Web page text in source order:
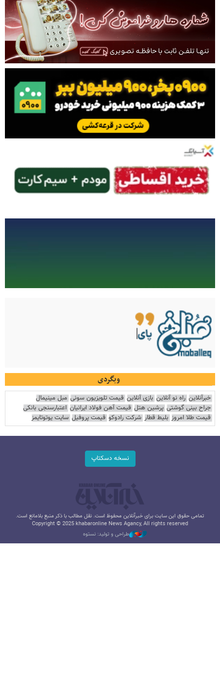
وبگردی
خبرآنلاین راه نو آنلاین بازی آنلاین قیمت تلویزیون سونی مبل مینیمال
جراح بینی گوشتی پرشین هتل قیمت آهن فولاد ایرانیان اعتبارسنجی بانکی
قیمت طلا امروز بلیط قطار شرکت رادوکو قیمت پروفیل سایت یوتوتایمز
نسخه دسکتاپ
تمامی حقوق این سایت برای خبرآنلاین محفوظ است. نقل مطالب با ذکر منبع بلامانع است.
Copyright © 2025 khabaronline News Agancy, All rights reserved
طراحی و تولید: نستوه